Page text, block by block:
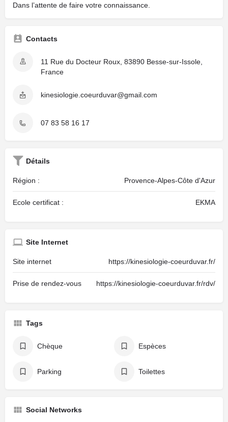
Dans l’attente de faire votre connaissance.
Contacts
11 Rue du Docteur Roux, 83890 Besse-sur-Issole,
France
kinesiologie.coeurduvar@gmail.com
07 83 58 16 17
Détails
Région : Provence-Alpes-Côte d'Azur
Ecole certificat : EKMA
Site Internet
Site internet https://kinesiologie-coeurduvar.fr/
Prise de rendez-vous https://kinesiologie-coeurduvar.fr/rdv/
Tags
Chèque Espèces
Parking Toilettes
Social Networks